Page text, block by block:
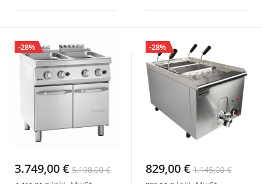
-28%
3.749,00 € 5.198,00 €
-28%
829,00 € 1.145,00 €